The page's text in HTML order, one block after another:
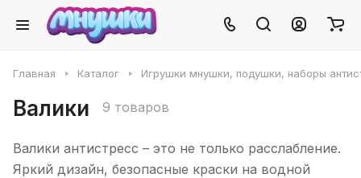
Главная Каталог Игрушки мнушки, подушки, наборы
Валики 9 товаров
Валики антистресс – это не только расслабление.
Яркий дизайн, безопасные краски на водной